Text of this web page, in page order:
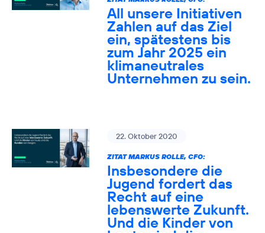
All unsere Initiativen
Zahlen auf das Ziel
ein, spätestens bis
zum Jahr 2025 ein
klimaneutrales
Unternehmen zu sein.
22. Oktober 2020
ZITAT MARKUS ROLLE, CFO:
Insbesondere die
Jugend fordert das
Recht auf eine
lebenswerte Zukunft.
Und die Kinder von